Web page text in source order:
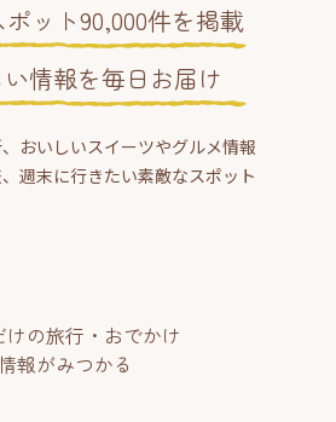
ット90,000件を掲載
情報を毎日お届け
おいしいスイーツやグルメ情報
週末に行きたい素敵なスポット
けの旅行・おでかけ
報がみつかる